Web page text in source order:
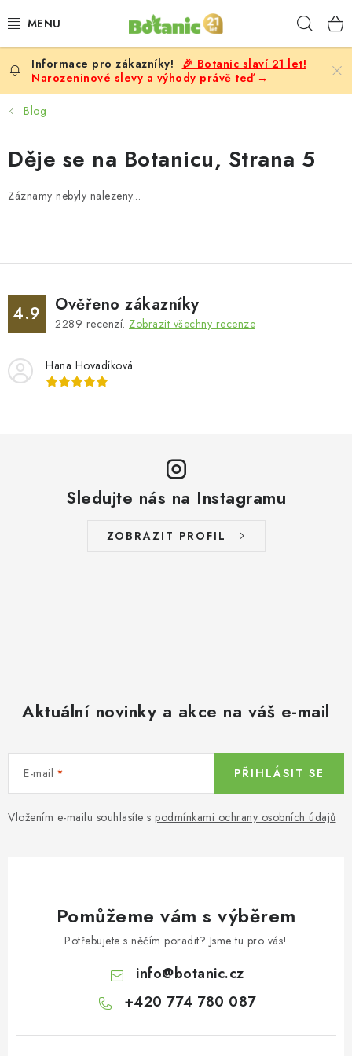
na
PREMIUM
DOPLŇKY STRAVY
CÍLE
POTRAVINY, NÁPOJE
ŽENY
Věrnostní program
Proč Botanic?
Kontakty
🎉 Botanic slaví 21 let!
Narozeninové slevy a výhody právě teď →
Blog
Děje se na Botanicu, Strana 5
Záznamy nebyly nalezeny...
4.9 Ověřeno zákazníky
2289 recenzí. Zobrazit všechny recenze
Hana Hovadíková
Sledujte nás na Instagramu
ZOBRAZIT PROFIL
Aktuální novinky a akce na váš e-mail
E-mail
Vložením e-mailu souhlasíte s podmínkami ochrany osobních údajů
PŘIHLÁSIT SE
Pomůžeme vám s výběrem
Potřebujete s něčím poradit? Jsme tu pro vás!
info@botanic.cz
+420 774 780 087